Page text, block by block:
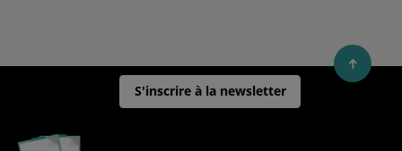
S'inscrire à la newsletter